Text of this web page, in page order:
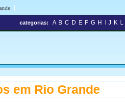
|
categorias: A B C D E F G H J K L
em Rio Grande